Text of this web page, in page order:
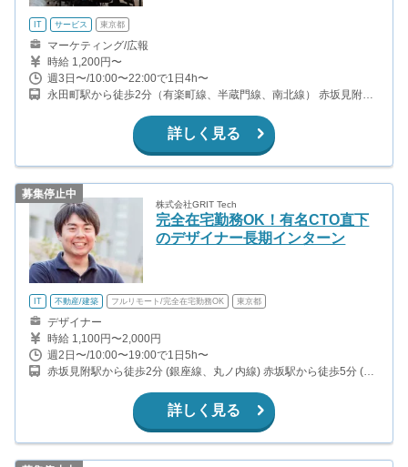
IT サービス 東京都
マーケティング/広報
時給 1,200円〜
週3日〜/10:00〜22:00で1日4h〜
永田町駅から徒歩2分（有楽町線、半蔵門線、南北線） 赤坂見附駅
線） 半蔵門駅から徒歩8分（半蔵門線）
詳しく見る
募集停止中
株式会社GRIT Tech
完全在宅勤務OK！有名CTO直下
のデザイナー長期インターン
IT 不動産/建築 フルリモート/完全在宅勤務OK 東京都
デザイナー
時給 1,100円〜2,000円
週2日〜/10:00〜19:00で1日5h〜
赤坂見附駅から徒歩2分 (銀座線、丸ノ内線) 赤坂駅から徒歩5分 (千
王駅から徒歩7分 (銀座線、南北線)
詳しく見る